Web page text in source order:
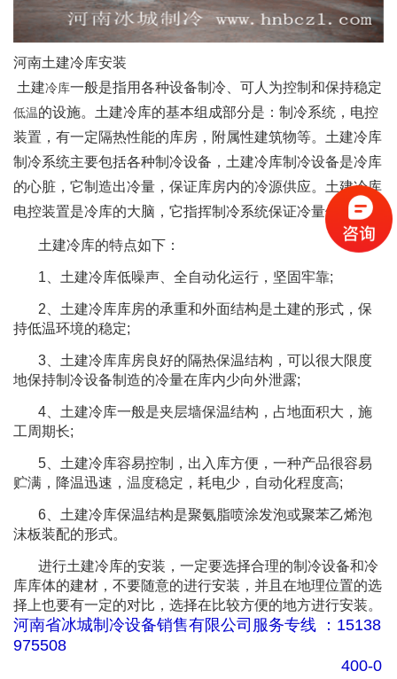
河南土建冷库安装
土建冷库一般是指用各种设备制冷、可人为控制和保持稳定
低温的设施。土建冷库的基本组成部分是：制冷系统，电控
装置，有一定隔热性能的库房，附属性建筑物等。土建冷库
制冷系统主要包括各种制冷设备，土建冷库制冷设备是冷库
的心脏，它制造出冷量，保证库房内的冷源供应。土建冷库
电控装置是冷库的大脑，它指挥制冷系统保证冷量供应。
土建冷库的特点如下：
1、土建冷库低噪声、全自动化运行，坚固牢靠;
2、土建冷库库房的承重和外面结构是土建的形式，保
持低温环境的稳定;
3、土建冷库库房良好的隔热保温结构，可以很大限度
地保持制冷设备制造的冷量在库内少向外泄露;
4、土建冷库一般是夹层墙保温结构，占地面积大，施
工周期长;
5、土建冷库容易控制，出入库方便，一种产品很容易
贮满，降温迅速， 温度稳定，耗电少，自动化程度高;
6、土建冷库保温结构是聚氨脂喷涂发泡或聚苯乙烯泡
沫板装配的形式。
进行土建冷库的安装，一定要选择合理的制冷设备和冷
库库体的建材，不要随意的进行安装，并且在地理位置的选
择上也要有一定的对比，选择在比较方便的地方进行安装。
河南省冰城制冷设备销售有限公司服务专线 ：15138
975508
400-0